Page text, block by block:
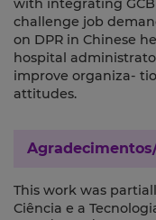
with integrating
challenge job
on DPR in Chinese
hospital
improve organiza-
attitudes.
This work was
Ciência e a